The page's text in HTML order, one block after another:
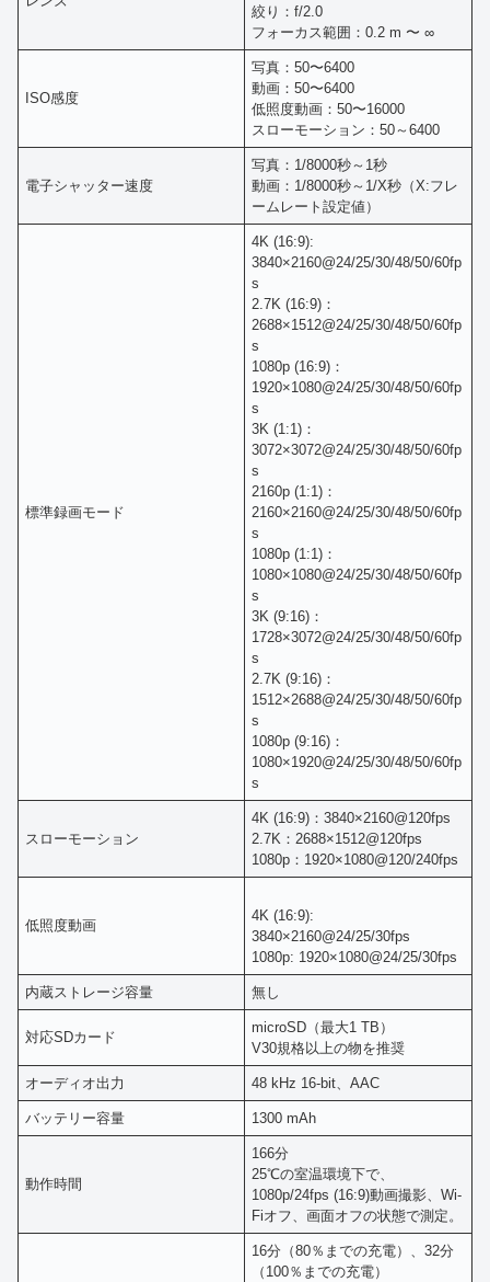
絞り：f/2.0
フォーカス範囲：0.2 m 〜 ∞
ISO感度
写真：50〜6400
動画：50〜6400
低照度動画：50〜16000
スローモーション：50～6400
電子シャッター速度
写真：1/8000秒～1秒
動画：1/8000秒～1/X秒（X:フレ
ームレート設定値）
標準録画モード
4K (16:9):
3840×2160@24/25/30/48/50/60fp
s
2.7K (16:9)：
2688×1512@24/25/30/48/50/60fp
s
1080p (16:9)：
1920×1080@24/25/30/48/50/60fp
s
3K (1:1)：
3072×3072@24/25/30/48/50/60fp
s
2160p (1:1)：
2160×2160@24/25/30/48/50/60fp
s
1080p (1:1)：
1080×1080@24/25/30/48/50/60fp
s
3K (9:16)：
1728×3072@24/25/30/48/50/60fp
s
2.7K (9:16)：
1512×2688@24/25/30/48/50/60fp
s
1080p (9:16)：
1080×1920@24/25/30/48/50/60fp
s
スローモーション
4K (16:9)：3840×2160@120fps
2.7K：2688×1512@120fps
1080p：1920×1080@120/240fps
低照度動画
4K (16:9):
3840×2160@24/25/30fps
1080p: 1920×1080@24/25/30fps
内蔵ストレージ容量 無し
対応SDカード
microSD（最大1 TB）
V30規格以上の物を推奨
オーディオ出力 48 kHz 16-bit、AAC
バッテリー容量 1300 mAh
動作時間
166分
25℃の室温環境下で、
1080p/24fps (16:9)動画撮影、Wi-
Fiオフ、画面オフの状態で測定。
16分（80％までの充電）、32分
（100％までの充電）